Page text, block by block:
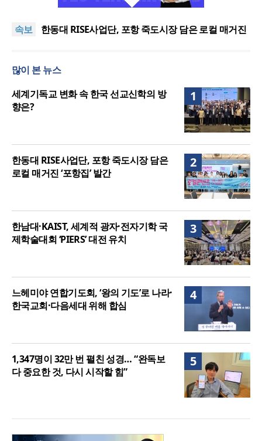
속보
여”
한동대 RISE사업단, 포항 죽도시장 담은 로컬 매거진
느헤미야 연합기도회, ‘왕의 기도’로 나라·한국교회·다
세기총 “자유를 지키며 하나 된 희망의 미래를 향하
여”
많이 본 뉴스
1
세계기독교 변화 속 한국 선교신학의 방
향은?
2
한동대 RISE사업단, 포항 죽도시장 담은
로컬 매거진 ‘포항집’ 발간
3
한남대·KAIST, 세계적 광자·전자기학 국
제학술대회 ‘PIERS’ 대전 유치
4
느헤미야 연합기도회, ‘왕의 기도’로 나라·
한국교회·다음세대 위해 합심
5
1,347명이 32만 번 펼친 성경… “완독보
다 중요한 것, 다시 시작할 힘”